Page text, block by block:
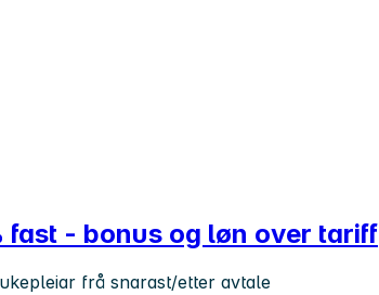
fast - bonus og løn over tariff
frå snarast/etter avtale